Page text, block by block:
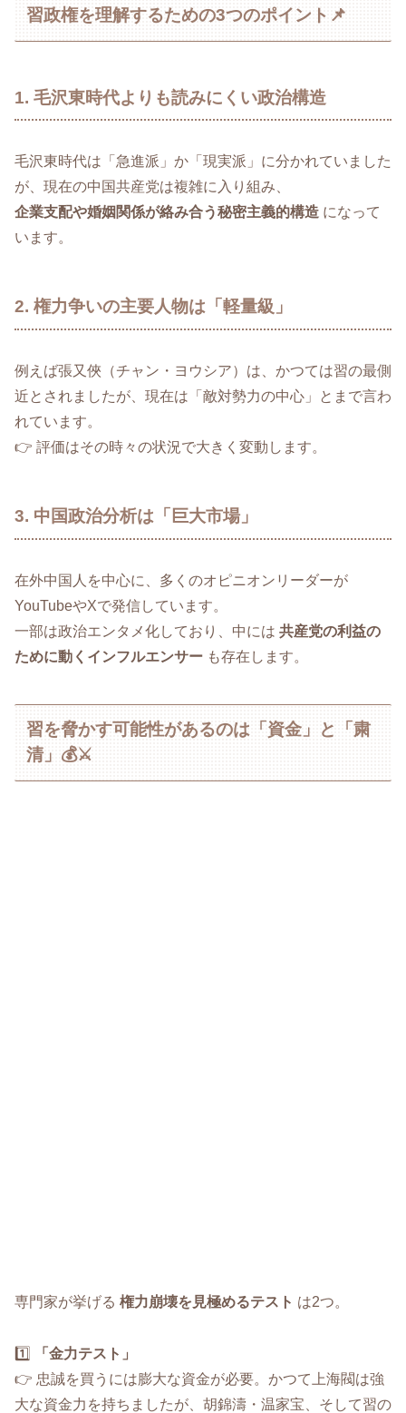
習政権を理解するための3つのポイント📌
1. 毛沢東時代よりも読みにくい政治構造
毛沢東時代は「急進派」か「現実派」に分かれていました
が、現在の中国共産党は複雑に入り組み、
企業支配や婚姻関係が絡み合う秘密主義的構造 になって
います。
2. 権力争いの主要人物は「軽量級」
例えば張又俠（チャン・ヨウシア）は、かつては習の最側
近とされましたが、現在は「敵対勢力の中心」とまで言わ
れています。
👉 評価はその時々の状況で大きく変動します。
3. 中国政治分析は「巨大市場」
在外中国人を中心に、多くのオピニオンリーダーが
YouTubeやXで発信しています。
一部は政治エンタメ化しており、中には 共産党の利益の
ために動くインフルエンサー も存在します。
習を脅かす可能性があるのは「資金」と「粛
清」💰⚔️
専門家が挙げる 権力崩壊を見極めるテスト は2つ。
1️⃣
「金力テスト」
👉 忠誠を買うには膨大な資金が必要。かつて上海閥は強
大な資金力を持ちましたが、胡錦濤・温家宝、そして習の